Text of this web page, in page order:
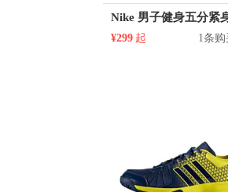
¥299 起 1条